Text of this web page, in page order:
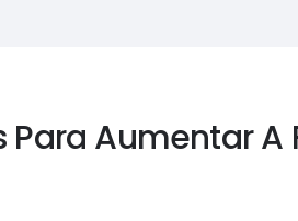
Para Aumentar A